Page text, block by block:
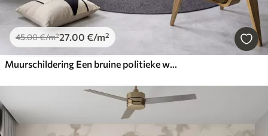
45.00€/m²27.00 €/m²
Muurschildering Een bruine politieke wereldkaart met vlaggen in het Engels